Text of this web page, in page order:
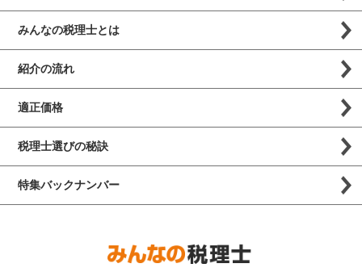
みんなの税理士とは
紹介の流れ
適正価格
税理士選びの秘訣
特集バックナンバー